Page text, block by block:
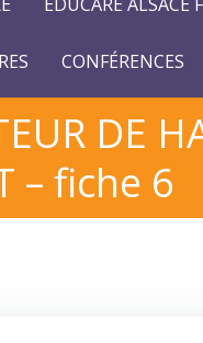
CONFÉRENCES
DE
– fiche 6